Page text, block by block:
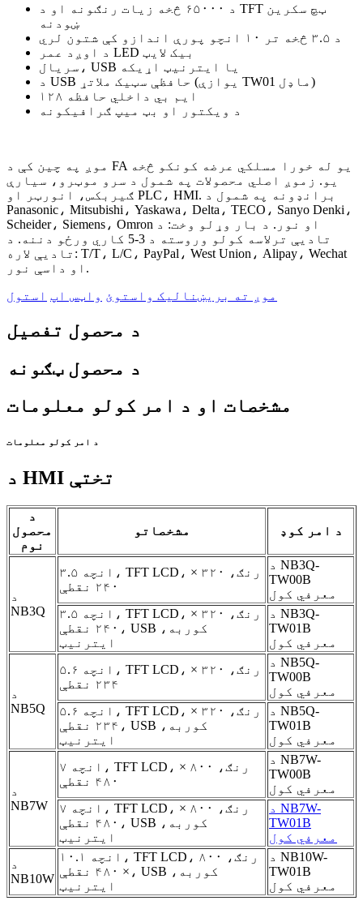
د ۶۵۰۰۰ څخه زیات رنګونه او د TFT ټچ سکرین
ښودنه
د ۳.۵ څخه تر ۱۰ انچو پورې اندازو کې شتون لري
د اوږد عمر LED بیک لایټ
سریال، USB یا ایترنیټ اړیکه
د USB حافظې سټیک ملاتړ (یوازې TW01 ماډل)
۱۲۸ ایم بي داخلي حافظه
د ویکتور او بټ میپ ګرافیکونه
موږ په چین کې د FA یو له خورا مسلکي عرضه کونکو څخه
یو. زموږ اصلي محصولات په شمول د سرو موټرو، سیارې
ګیربکس، انورټر او PLC، HMI. برانډونه په شمول د
Panasonic، Mitsubishi، Yaskawa، Delta، TECO، Sanyo Denki،
Scheider، Siemens، Omron او نور. د بار وړلو وخت: د
تادیې ترلاسه کولو وروسته د 3-5 کاري ورځو دننه. د
تادیې لاره: T/T، L/C، PayPal، West Union، Alipay، Wechat
او داسې نور.
موږ ته بریښنالیک واستوئ واټس اپ استول
د محصول تفصیل
د محصول ټګونه
مشخصات او د امر کولو معلومات
د امر کولو معلومات
د HMI تختې
د
محصول
نوم
مشخصاتو د امر کوډ
د
NB3Q
۳.۵ انچه، TFT LCD، رنګ، ۳۲۰ ×
۲۴۰ نقطې
د NB3Q-
TW00B
معرفي کول
۳.۵ انچه، TFT LCD، رنګ، ۳۲۰ ×
۲۴۰ نقطې، USB کوربه،
ایترنیټ
د NB3Q-
TW01B
معرفي کول
د
NB5Q
۵.۶ انچه، TFT LCD، رنګ، ۳۲۰ ×
۲۳۴ نقطې
د NB5Q-
TW00B
معرفي کول
۵.۶ انچه، TFT LCD، رنګ، ۳۲۰ ×
۲۳۴ نقطې، USB کوربه،
ایترنیټ
د NB5Q-
TW01B
معرفي کول
د
NB7W
۷ انچه، TFT LCD، رنګ، ۸۰۰ ×
۴۸۰ نقطې
د NB7W-
TW00B
معرفي کول
۷ انچه، TFT LCD، رنګ، ۸۰۰ ×
۴۸۰ نقطې، USB کوربه،
ایترنیټ
د NB7W-
TW01B
معرفي کول
د
NB10W
۱۰.۱ انچه، TFT LCD، رنګ، ۸۰۰
× ۴۸۰ نقطې، USB کوربه،
ایترنیټ
د NB10W-
TW01B
معرفي کول